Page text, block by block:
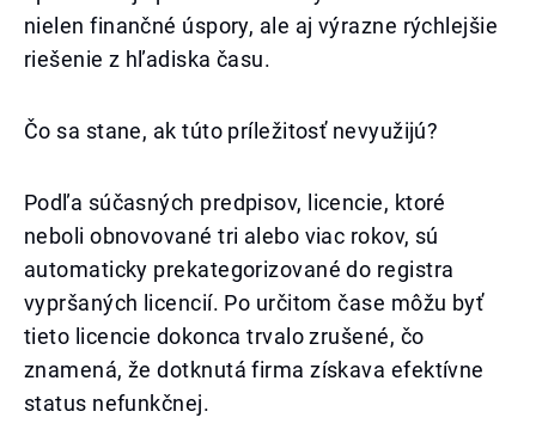
nielen finančné úspory, ale aj výrazne rýchlejšie
riešenie z hľadiska času.
Čo sa stane, ak túto príležitosť nevyužijú?
Podľa súčasných predpisov, licencie, ktoré
neboli obnovované tri alebo viac rokov, sú
automaticky prekategorizované do registra
vypršaných licencií. Po určitom čase môžu byť
tieto licencie dokonca trvalo zrušené, čo
znamená, že dotknutá firma získava efektívne
status nefunkčnej.